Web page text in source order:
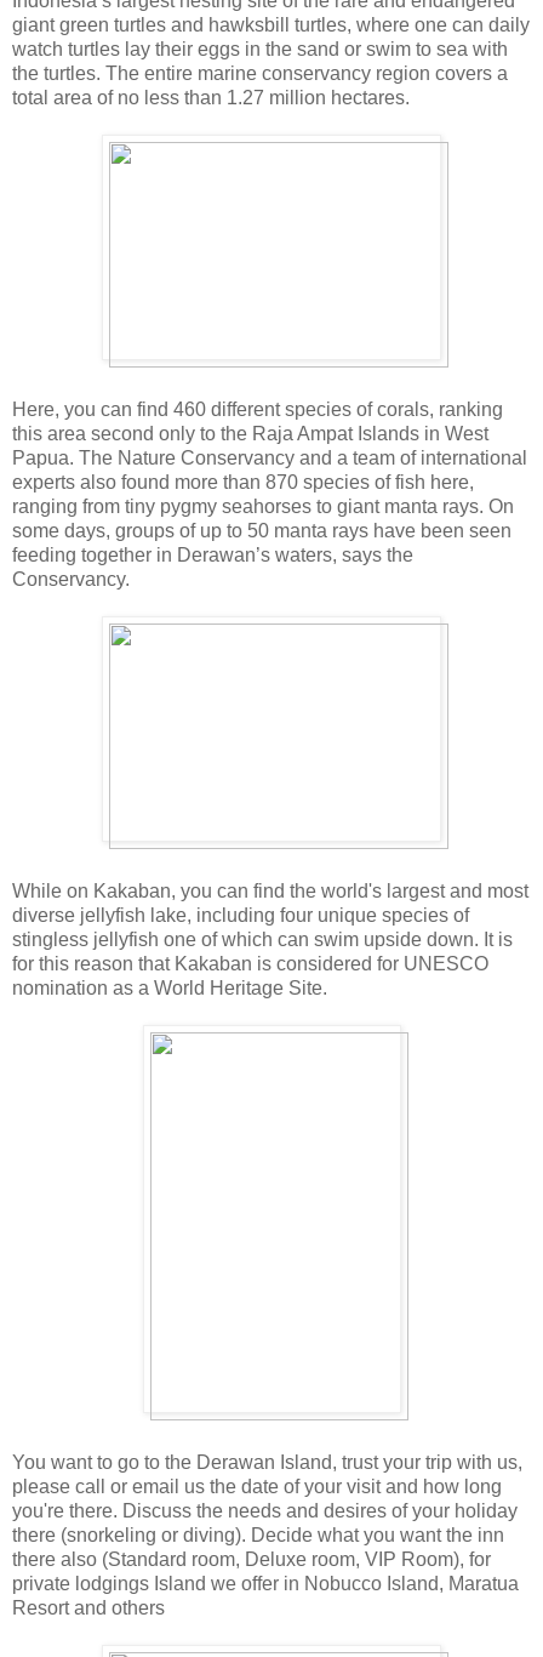
giant green turtles and hawksbill turtles, where one can daily
watch turtles lay their eggs in the sand or swim to sea with
the turtles. The entire marine conservancy region covers a
total area of no less than 1.27 million hectares.
Here, you can find 460 different species of corals, ranking
this area second only to the Raja Ampat Islands in West
Papua. The Nature Conservancy and a team of international
experts also found more than 870 species of fish here,
ranging from tiny pygmy seahorses to giant manta rays. On
some days, groups of up to 50 manta rays have been seen
feeding together in Derawan’s waters, says the
Conservancy.
While on Kakaban, you can find the world's largest and most
diverse jellyfish lake, including four unique species of
stingless jellyfish one of which can swim upside down. It is
for this reason that Kakaban is considered for UNESCO
nomination as a World Heritage Site.
You want to go to the Derawan Island, trust your trip with us,
please call or email us the date of your visit and how long
you're there. Discuss the needs and desires of your holiday
there (snorkeling or diving). Decide what you want the inn
there also (Standard room, Deluxe room, VIP Room), for
private lodgings Island we offer in Nobucco Island, Maratua
Resort and others